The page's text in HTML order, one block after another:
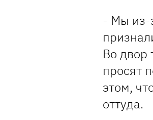
- Мы из-
Во двор
просят
этом,
оттуда.